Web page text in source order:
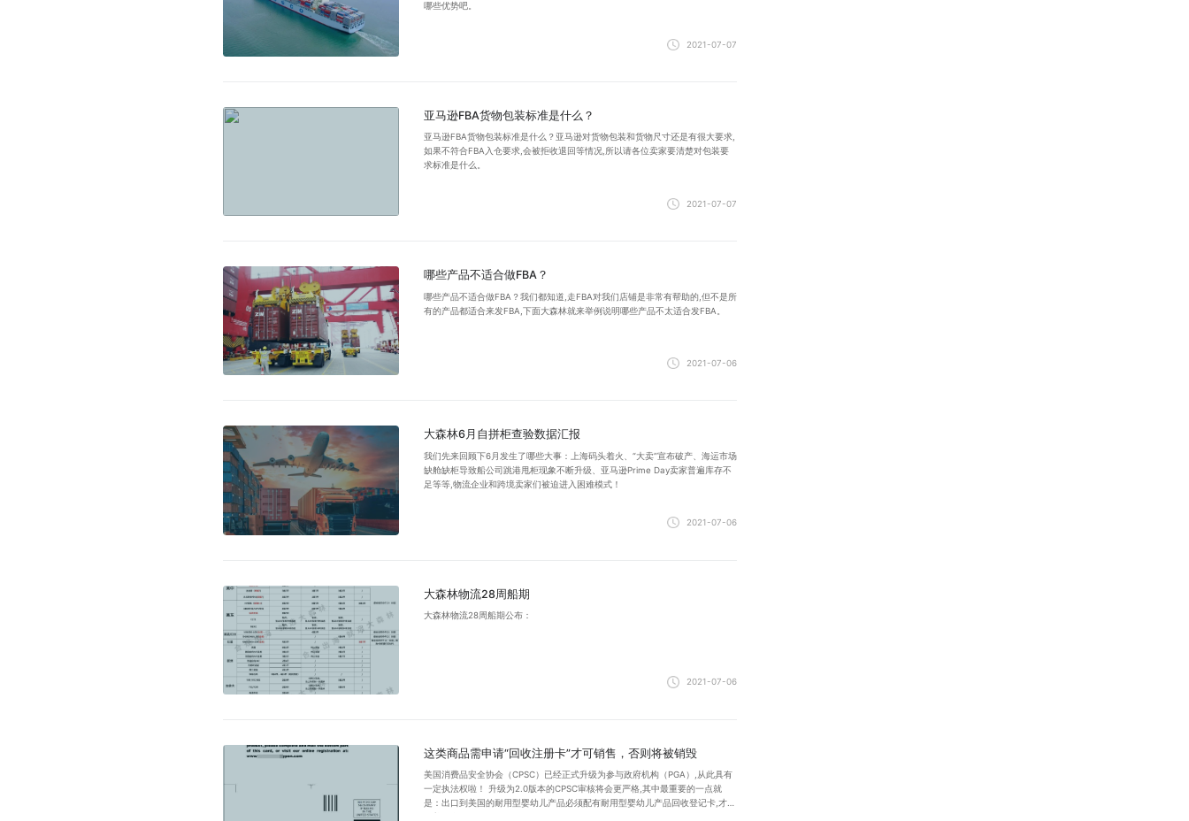
哪些优势吧。
2021-07-07
亚马逊FBA货物包装标准是什么？
亚马逊FBA货物包装标准是什么？亚马逊对货物包装和货物尺寸还是有很大要求,
如果不符合FBA入仓要求,会被拒收退回等情况,所以请各位卖家要清楚对包装要
求标准是什么。
2021-07-07
哪些产品不适合做FBA？
哪些产品不适合做FBA？我们都知道,走FBA对我们店铺是非常有帮助的,但不是所
有的产品都适合来发FBA,下面大森林就来举例说明哪些产品不太适合发FBA。
2021-07-06
大森林6月自拼柜查验数据汇报
我们先来回顾下6月发生了哪些大事：上海码头着火、“大卖”宣布破产、海运市场
缺舱缺柜导致船公司跳港甩柜现象不断升级、亚马逊Prime Day卖家普遍库存不
足等等,物流企业和跨境卖家们被迫进入困难模式！
2021-07-06
大森林物流28周船期
大森林物流28周船期公布：
2021-07-06
这类商品需申请“回收注册卡”才可销售，否则将被销毁
美国消费品安全协会（CPSC）已经正式升级为参与政府机构（PGA）,从此具有
一定执法权啦！ 升级为2.0版本的CPSC审核将会更严格,其中最重要的一点就
是：出口到美国的耐用型婴幼儿产品必须配有耐用型婴幼儿产品回收登记卡,才可